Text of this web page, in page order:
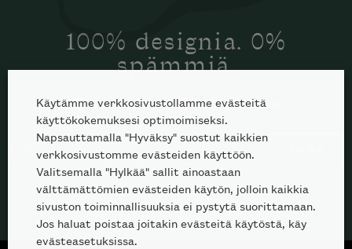
100% designia. 0%
spämmiä.
Kuluttajille Ammattilaisille
Käytämme verkkosivustollamme evästeitä
käyttökokemuksesi optimoimiseksi.
Napsauttamalla "Hyväksy" suostut kaikkien
verkkosivustomme evästeiden käyttöön.
Valitsemalla "Hylkää" sallit ainoastaan
välttämättömien evästeiden käytön, jolloin kaikkia
sivuston toiminnallisuuksia ei pystytä suorittamaan.
Jos haluat poistaa joitakin evästeitä käytöstä, käy
evästeasetuksissa.